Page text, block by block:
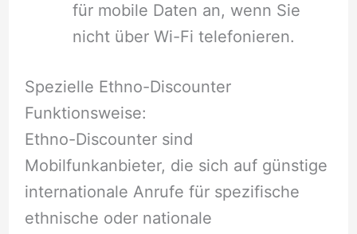
für mobile Daten an, wenn Sie
nicht über Wi-Fi telefonieren.
Spezielle Ethno-Discounter
Funktionsweise:
Ethno-Discounter sind
Mobilfunkanbieter, die sich auf günstige
internationale Anrufe für spezifische
ethnische oder nationale